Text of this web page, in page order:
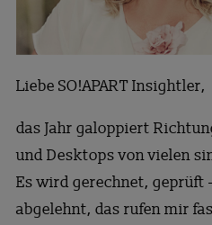
Liebe SO!APART Insightler,
das Jahr galoppiert
und Desktops von vielen
Es wird gerechnet, geprüft
abgelehnt, das rufen mir